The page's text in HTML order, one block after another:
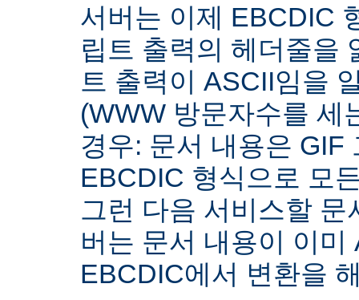
서버는 이제 EBCDIC
립트 출력의 헤더줄을
트 출력이 ASCII임을
(WWW 방문자수를 세
경우: 문서 내용은 GIF
EBCDIC 형식으로 모
그런 다음 서비스할 문
버는 문서 내용이 이미
EBCDIC에서 변환을